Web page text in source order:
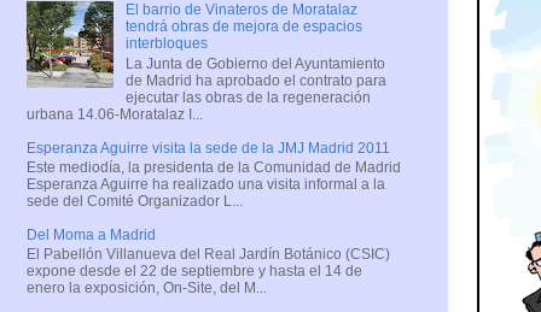
El barrio de Vinateros de Moratalaz
tendrá obras de mejora de espacios
interbloques
La Junta de Gobierno del Ayuntamiento
de Madrid ha aprobado el contrato para
ejecutar las obras de la regeneración
urbana 14.06-Moratalaz I...
Esperanza Aguirre visita la sede de la JMJ Madrid 2011
Este mediodía, la presidenta de la Comunidad de Madrid
Esperanza Aguirre ha realizado una visita informal a la
sede del Comité Organizador L...
Del Moma a Madrid
El Pabellón Villanueva del Real Jardín Botánico (CSIC)
expone desde el 22 de septiembre y hasta el 14 de
enero la exposición, On-Site, del M...